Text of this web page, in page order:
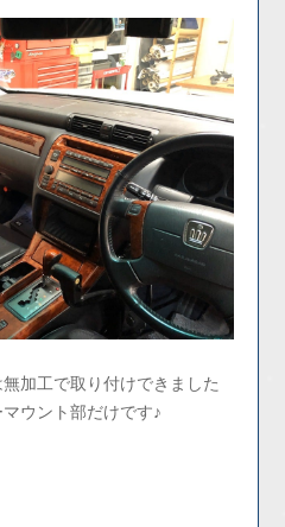
加工で取り付けできました
ウント部だけです♪